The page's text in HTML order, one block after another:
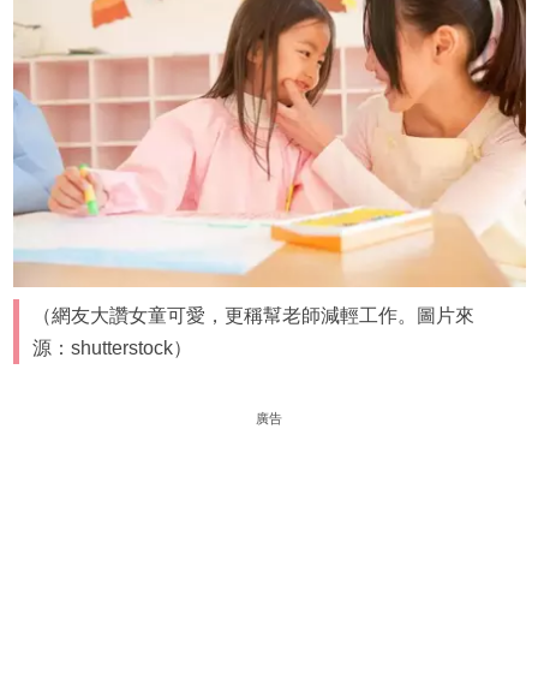
（網友大讚女童可愛，更稱幫老師減輕工作。圖片來
源：shutterstock）
廣告